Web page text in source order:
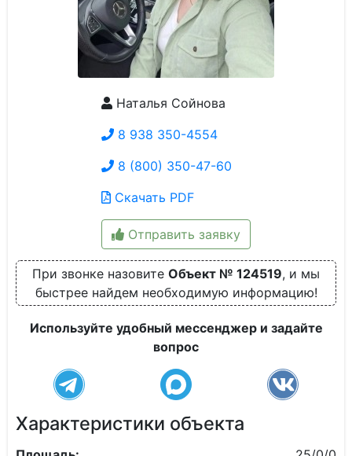
Наталья Сойнова
8 938 350-4554
8 (800) 350-47-60
Скачать PDF
Отправить заявку
При звонке назовите Объект № 124519, и мы
быстрее найдем необходимую информацию!
Используйте удобный мессенджер и задайте
вопрос
Характеристики объекта